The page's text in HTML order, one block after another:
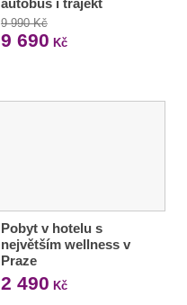
9 990 Kč
9 690 Kč
Pobyt v hotelu s
největším wellness v
Praze
2 490 Kč